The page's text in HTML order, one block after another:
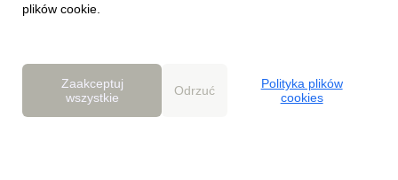
Zainspirowani tymi chwilami, stajemy się odważniejsi, chętniej
plików cookie.
Zaakceptuj
wszystkie
Odrzuć
Polityka plików
cookies